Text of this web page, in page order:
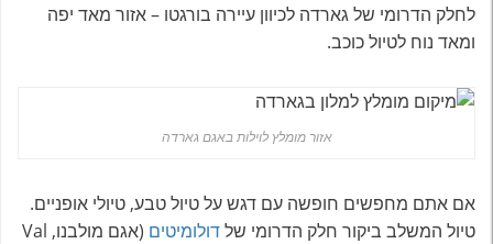
לחלק הדרומי של גארדה לכיוון עיירה בורגטו – אזור מאד יפה
ומאד נוח לטיול כוכב.
אזור מומלץ לוילות באגם גארדה
אם אתם מחפשים חופשה עם דגש על טיול טבע, טיולי אופניים.
טיול המשלב ביקור חלק הדרומי שלדולומיטים
(אגם מולבנו, Val